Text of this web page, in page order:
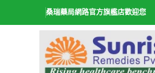
桑瑞藥局網路官方旗艦店歡迎您